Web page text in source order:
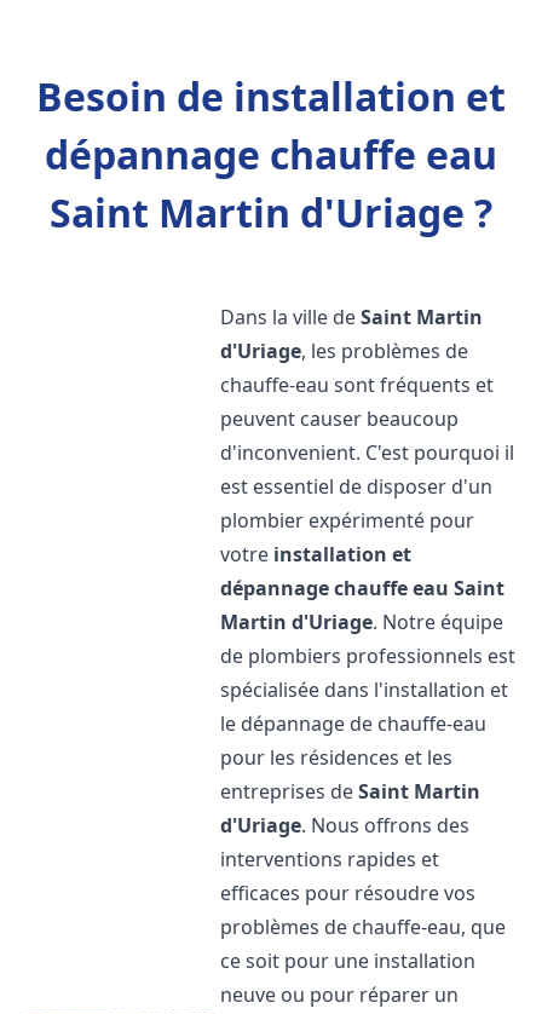
Besoin de installation et
dépannage chauffe eau
Saint Martin d'Uriage ?
Dans la ville deSaint Martin
d'Uriage, les problèmes de
chauffe-eau sont fréquents et
peuvent causer beaucoup
d'inconvenient. C'est pourquoi il
est essentiel de disposer d'un
plombier expérimenté pour
votre installation et
dépannage chauffe eau Saint
Martin d'Uriage. Notre équipe
de plombiers professionnels est
spécialisée dans l'installation et
le dépannage de chauffe-eau
pour les résidences et les
entreprises deSaint Martin
d'Uriage. Nous offrons des
interventions rapides et
efficaces pour résoudre vos
problèmes de chauffe-eau, que
ce soit pour une installation
neuve ou pour réparer un